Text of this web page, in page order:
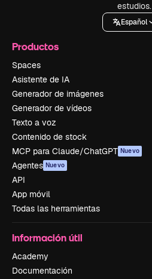
estudios.
Español
Productos
Spaces
Asistente de IA
Generador de imágenes
Generador de vídeos
Texto a voz
Contenido de stock
MCP para Claude/ChatGPT Nuevo
Agentes Nuevo
API
App móvil
Todas las herramientas
Información útil
Academy
Documentación